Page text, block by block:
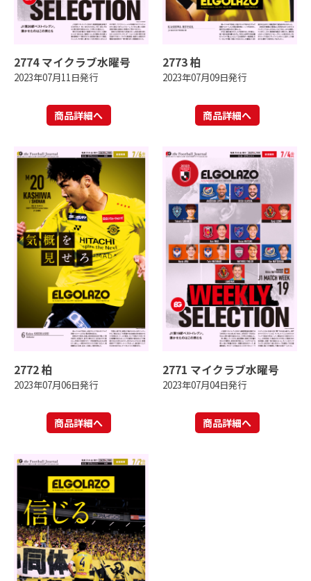
2774 マイクラブ水曜号
2023年07月11日発行
商品詳細へ
2773 柏
2023年07月09日発行
商品詳細へ
2772 柏
2023年07月06日発行
商品詳細へ
2771 マイクラブ水曜号
2023年07月04日発行
商品詳細へ